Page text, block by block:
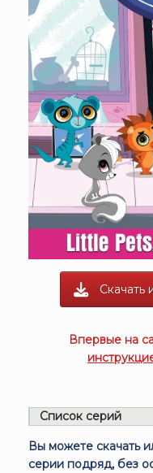
Скачать
Впервые на
Список серий
Вы можете скачать
серии подряд, без